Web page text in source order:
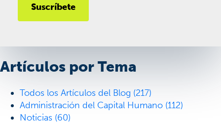
Artículos por Tema
Todos los Artículos del Blog (217)
Administración del Capital Humano (112)
Noticias (60)